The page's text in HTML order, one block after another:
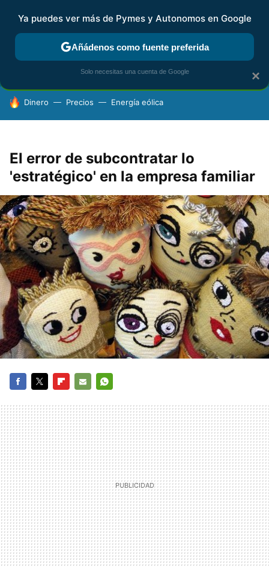
FISCALIDAD Y CONTABILIDAD KIT DIGITAL RENTA
HOY SE HABLA DE
Dinero Precios Energía eólica
El error de subcontratar lo
'estratégico' en la empresa familiar
MAIL
×
Ya puedes ver más de Pymes y Autonomos en Google
Añádenos como fuente preferida
Solo necesitas una cuenta de Google